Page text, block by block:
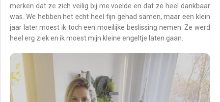
merken dat ze zich veilig bij me voelde en dat ze heel dankbaar
was. We hebben het echt heel fijn gehad samen, maar een klein
jaar later moest ik toch een moeilijke beslissing nemen. Ze werd
heel erg ziek en ik moest mijn kleine engeltje laten gaan.